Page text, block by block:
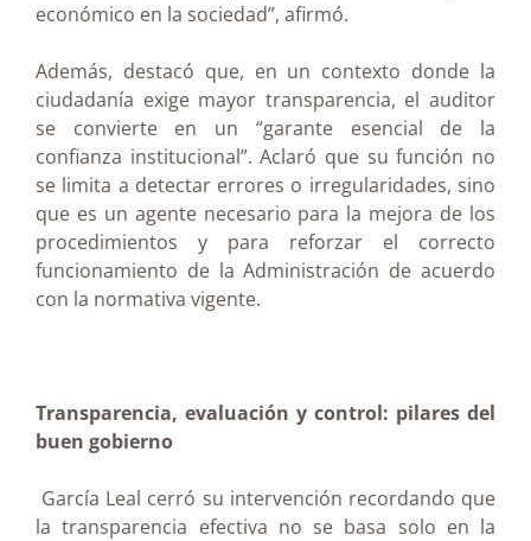
económico en la sociedad”, afirmó.
Además, destacó que, en un contexto donde la
ciudadanía exige mayor transparencia, el auditor
se convierte en un “garante esencial de la
confianza institucional”. Aclaró que su función no
se limita a detectar errores o irregularidades, sino
que es un agente necesario para la mejora de los
procedimientos y para reforzar el correcto
funcionamiento de la Administración de acuerdo
con la normativa vigente.
Transparencia, evaluación y control: pilares del
buen gobierno
García Leal cerró su intervención recordando que
la transparencia efectiva no se basa solo en la